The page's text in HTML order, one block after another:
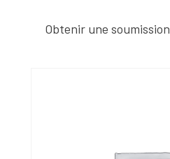
Obtenir une soumission